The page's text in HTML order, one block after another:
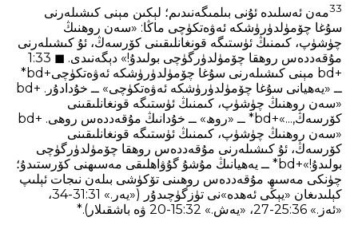
33مەن ئەسلىدە ئۇنى بىلمىگەنىدىم؛ لېكىن مېنى كىشىلەرنى
سۇغا چۆمۈلدۈرۈشكە ئەۋەتكۈچى ماڭا: «سەن روھنىڭ
چۈشۈپ، كىمنىڭ ئۈستىگە قونغانلىقىنى كۆرسەڭ، ئۇ كىشىلەرنى
مۇقەددەس روھقا چۆمۈلدۈرگۈچى بولىدۇ!» دېگەنىدى. ◼ 1:33
+bd مېنى كىشىلەرنى سۇغا چۆمۈلدۈرۈشكە ئەۋەتكۈچى+bd*
ــ «يەھيانى سۇغا چۆمۈلدۈرۈشكە ئەۋەتكۈچى» ــ خۇدادۇر. +bd
«سەن روھنىڭ چۈشۈپ، كىمنىڭ ئۈستىگە قونغانلىقىنى
كۆرسەڭ,...»+bd* ــ «روھ» ــ خۇدانىڭ مۇقەددەس روھى. +bd
«سەن روھنىڭ چۈشۈپ، كىمنىڭ ئۈستىگە قونغانلىقىنى
كۆرسەڭ، ئۇ كىشىلەرنى مۇقەددەس روھقا چۆمۈلدۈرگۈچى
بولىدۇ!»+bd* ــ يەھيانىڭ مۇشۇ گۇۋاھلىقى مەسىھنى كۆرستىدۇ؛
چۈنكى مەسىھ مۇقەددەس روھىنى تۆكۈشى بىلەن نىجات ئېلىپ
كېلىدىغان «يېڭى ئەھدە»نى تۈزگۈچىدۇر («يەر.» 31:31-34،
«ئەز.» 25:36-27، «يەش.» 15:32-20 ۋە باشقىلار).*